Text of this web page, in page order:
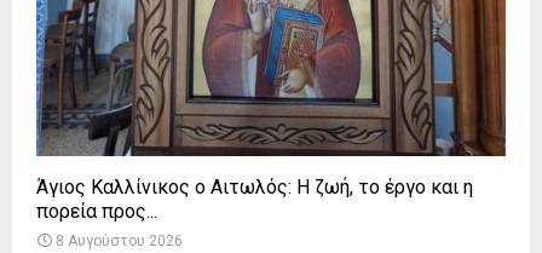
Άγιος Καλλίνικος ο Αιτωλός: Η ζωή, το έργο και η
πορεία προς...
8 Αυγούστου 2026